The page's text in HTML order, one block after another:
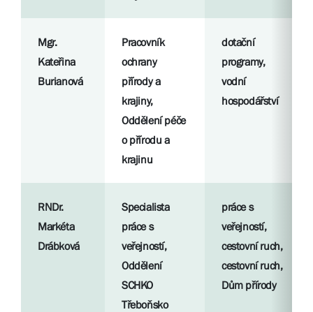
Mgr.
Kateřina
Burianová
Pracovník
ochrany
přírody a
krajiny,
Oddělení péče
o přírodu a
krajinu
dotační
programy,
vodní
hospodářství
RNDr.
Markéta
Drábková
Specialista
práce s
veřejností,
Oddělení
SCHKO
Třeboňsko
práce s
veřejností,
cestovní ruch,
cestovní ruch,
Dům přírody